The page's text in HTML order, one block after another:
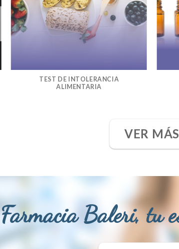
TEST DE INTOLERANCIA
ALIMENTARIA
VER MÁS
Farmacia Baleri, tu